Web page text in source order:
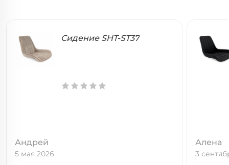
Сидение SHT-ST37
Андрей
5 мая 2026
Алена
3